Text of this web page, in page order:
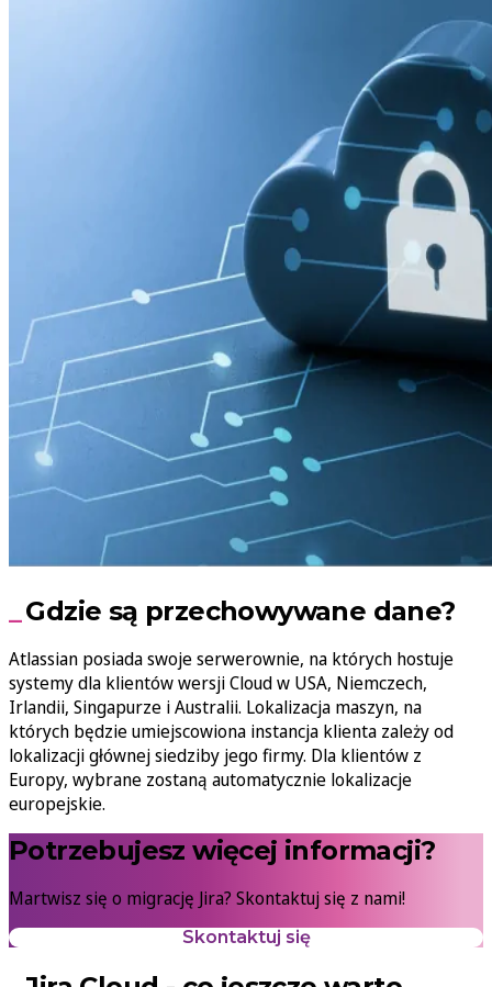
Gdzie są przechowywane dane?
Atlassian posiada swoje serwerownie, na których hostuje
systemy dla klientów wersji Cloud w USA, Niemczech,
Irlandii, Singapurze i Australii. Lokalizacja maszyn, na
których będzie umiejscowiona instancja klienta zależy od
lokalizacji głównej siedziby jego firmy. Dla klientów z
Europy, wybrane zostaną automatycznie lokalizacje
europejskie.
Potrzebujesz więcej informacji?
Martwisz się o migrację Jira? Skontaktuj się z nami!
Skontaktuj się